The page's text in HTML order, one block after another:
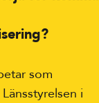
som
i